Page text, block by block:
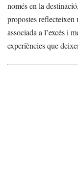
només en la
propostes reflecteixen
associada a l’excés i
experiències que